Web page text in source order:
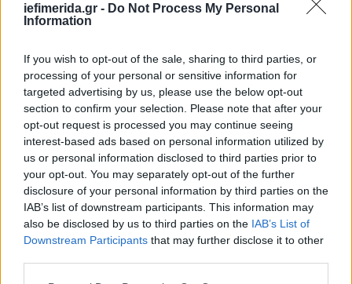
iefimerida.gr - Do Not Process My Personal
Information
If you wish to opt-out of the sale, sharing to third parties, or
processing of your personal or sensitive information for
targeted advertising by us, please use the below opt-out
section to confirm your selection. Please note that after your
opt-out request is processed you may continue seeing
interest-based ads based on personal information utilized by
us or personal information disclosed to third parties prior to
your opt-out. You may separately opt-out of the further
disclosure of your personal information by third parties on the
IAB’s list of downstream participants. This information may
also be disclosed by us to third parties on the IAB’s List of
Downstream Participants that may further disclose it to other